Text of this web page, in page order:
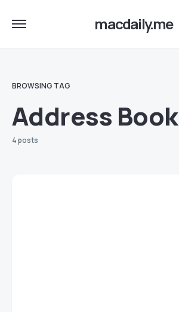
macdaily.me
BROWSING TAG
Address Book
4 posts